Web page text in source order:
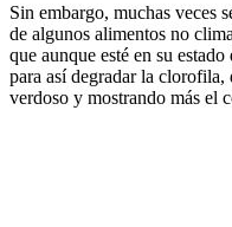
Sin embargo, muchas veces
de algunos alimentos no
que aunque esté en su
para así degradar la
verdoso y mostrando más el